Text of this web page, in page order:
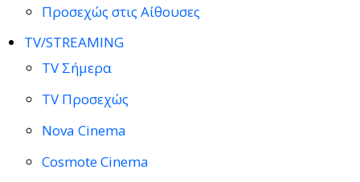
Προσεχώς στις Αίθουσες
TV/STREAMING
TV Σήμερα
TV Προσεχώς
Nova Cinema
Cosmote Cinema